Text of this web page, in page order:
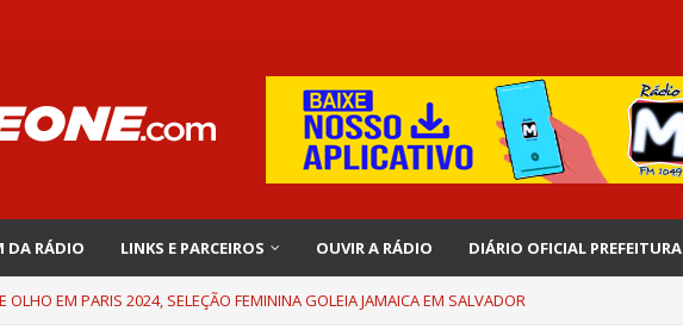
DA RÁDIO LINKS E PARCEIROS OUVIR A RÁDIO DIÁRIO OFICIAL PREFEITURA
OLHO EM PARIS 2024, SELEÇÃO FEMININA GOLEIA JAMAICA EM SALVADOR